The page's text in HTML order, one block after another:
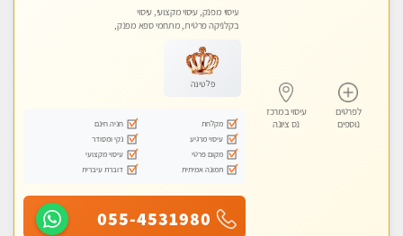
לפרטים
נוספים
עיסוי במרכז
נס ציונה
עיסוי מפנק, עיסוי מקצועי, עיסוי
בקלניקה פרטית, מתחמי ספא מפנק,
פלטינה
מקלחת
חניה חינם
עיסוי מרגיע
נקי ומסודר
מקום פרטי
עיסוי מקצועי
תמונה אמיתית
דוברת עיברית
055-4531980